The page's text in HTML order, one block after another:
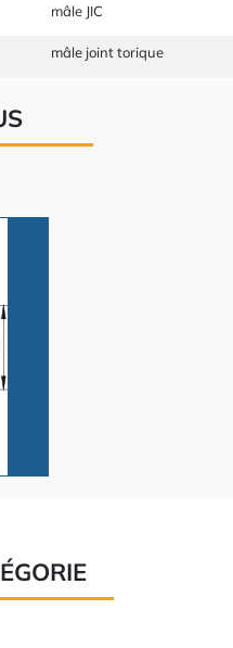
mâle JIC
mâle joint torique